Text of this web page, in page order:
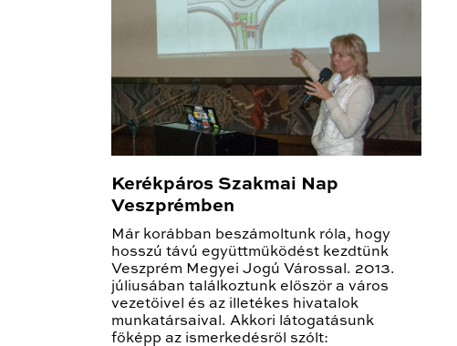
Kerékpáros Szakmai Nap
Veszprémben
Már korábban beszámoltunk róla, hogy
hosszú távú együttműködést kezdtünk
Veszprém Megyei Jogú Várossal. 2013.
júliusában találkoztunk először a város
vezetőivel és az illetékes hivatalok
munkatársaival. Akkori látogatásunk
főképp az ismerkedésről szólt: